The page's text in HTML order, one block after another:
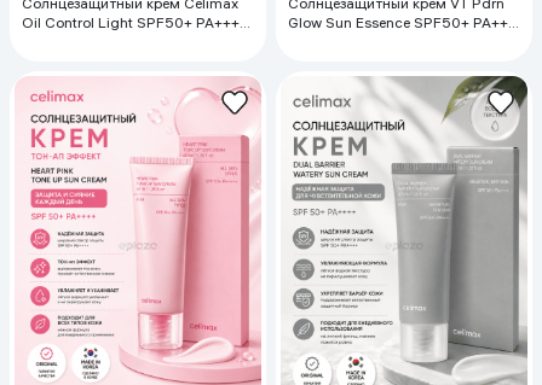
Oil Control Light SPF50+ PA++++,
Glow Sun Essence SPF50+ PA+++,